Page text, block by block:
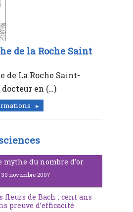
de la Roche Saint
de La Roche Saint-
en (…)
mythe du nombre d’or
30 novembre 2007
fleurs de Bach : cent ans
preuve d’efficacité